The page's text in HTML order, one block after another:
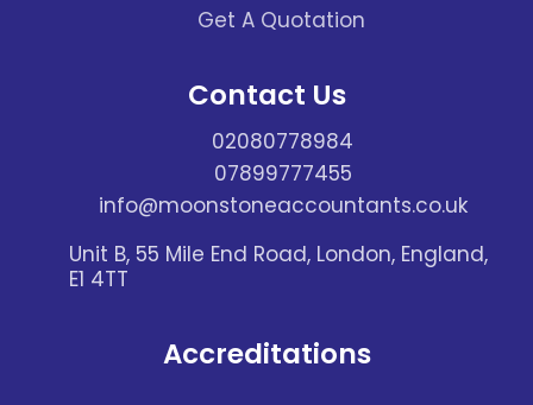
Get A Quotation
Contact Us
02080778984
07899777455
info@moonstoneaccountants.co.uk
Unit B, 55 Mile End Road, London, England,
E1 4TT
Accreditations